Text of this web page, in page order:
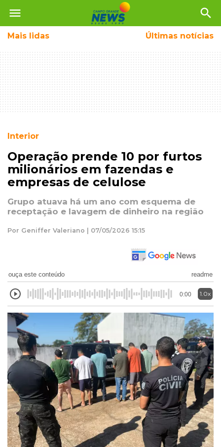
menu search
Mais lidas Últimas notícias
Interior
Operação prende 10 por furtos
milionários em fazendas e
empresas de celulose
Grupo atuava há um ano com esquema de
receptação e lavagem de dinheiro na região
Por Geniffer Valeriano | 07/05/2026 15:15
ouça este conteúdo readme
0:00 1.0x